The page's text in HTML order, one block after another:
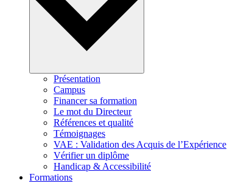
Présentation
Campus
Financer sa formation
Le mot du Directeur
Références et qualité
Témoignages
VAE : Validation des Acquis de l’Expérience
Vérifier un diplôme
Handicap & Accessibilité
Formations